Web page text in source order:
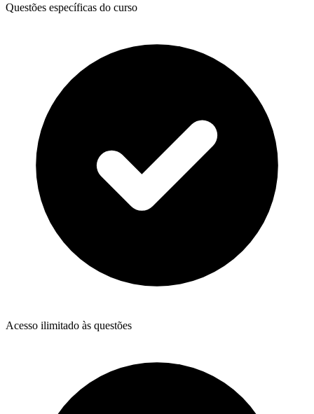
Questões específicas do curso
Acesso ilimitado às questões